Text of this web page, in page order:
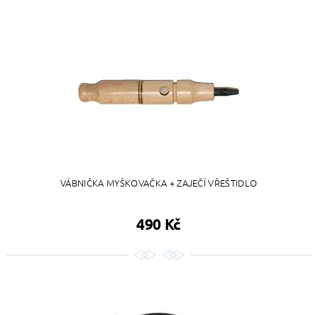
VÁBNIČKA MYŠKOVAČKA + ZAJEČÍ VŘEŠTIDLO
490 Kč